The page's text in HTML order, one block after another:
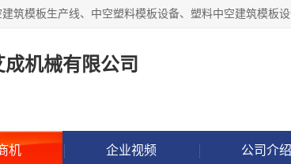
机械有限公司
机 企业视频 公司介绍